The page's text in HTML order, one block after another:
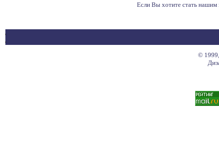
Если Вы хотите стать
©